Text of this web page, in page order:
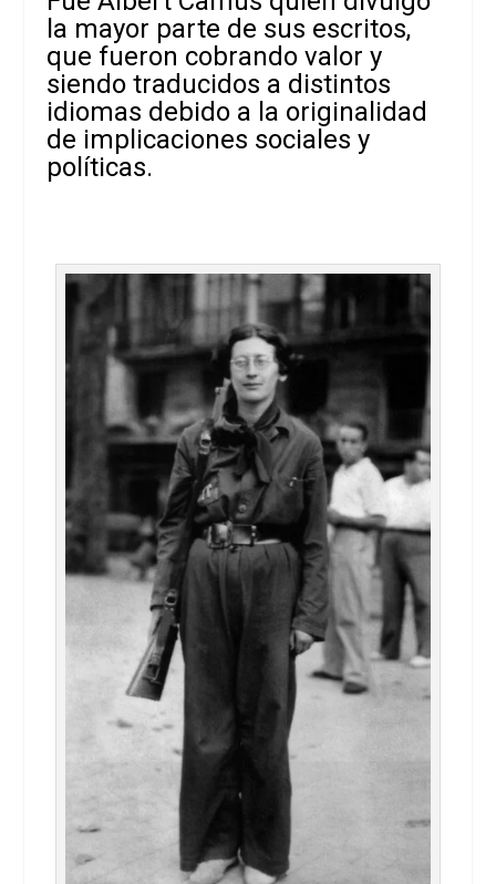
la mayor parte de sus escritos,
que fueron cobrando valor y
siendo traducidos a distintos
idiomas debido a la originalidad
de implicaciones sociales y
políticas.